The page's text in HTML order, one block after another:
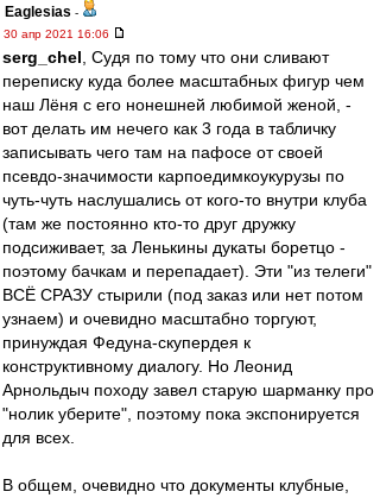
Eaglesias -
30 апр 2021 16:06
serg_chel , Судя по тому что они сливают
переписку куда более масштабных фигур чем
наш Лёня с его нонешней любимой женой, -
вот делать им нечего как 3 года в табличку
записывать чего там на пафосе от своей
псевдо-значимости карпоедимкоукурузы по
чуть-чуть наслушались от кого-то внутри клуба
(там же постоянно кто-то друг дружку
подсиживает, за Ленькины дукаты боретцо -
поэтому бачкам и перепадает). Эти "из телеги"
ВСЁ СРАЗУ стырили (под заказ или нет потом
узнаем) и очевидно масштабно торгуют,
принуждая Федуна-скупердея к
конструктивному диалогу. Но Леонид
Арнольдыч походу завел старую шарманку про
"нолик уберите", поэтому пока экспонируется
для всех.
В общем, очевидно что документы клубные,